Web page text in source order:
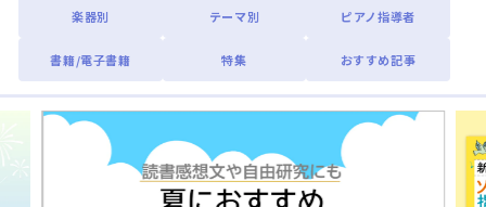
楽器別 テーマ別 ピアノ指導者
書籍/電子書籍 特集 おすすめ記事